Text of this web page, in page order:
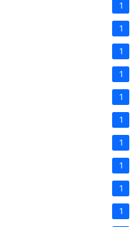
1
1
1
1
1
1
1
1
1
1